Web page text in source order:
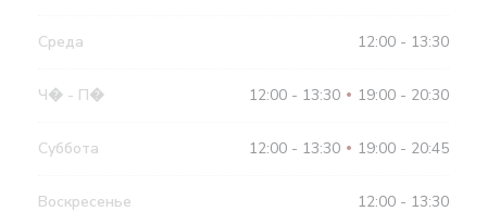
Среда 12:00 - 13:30
Ч� - П� 12:00 - 13:30 • 19:00 - 20:30
Суббота 12:00 - 13:30 • 19:00 - 20:45
Воскресенье 12:00 - 13:30